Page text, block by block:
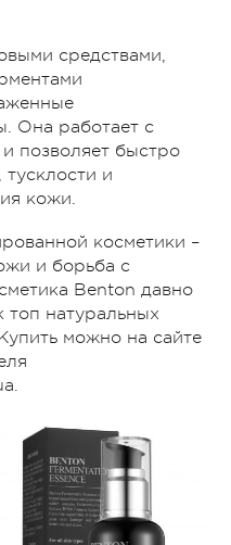
средствами,
Она работает с
позволяет быстро
и
кожи.
косметики –
и борьба с
Benton давно
топ натуральных
можно на сайте